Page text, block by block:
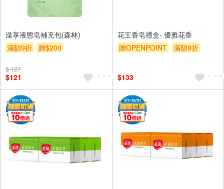
澡享液態皂補充包(森林)
滿額9折
贈$200
$ 127
$121
花王香皂禮盒- 優雅花香
贈OPENPOINT
滿額9折
$133